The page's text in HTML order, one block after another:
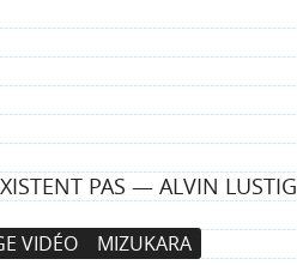
PAS — ALVIN LUSTIG
VIDÉO MIZUKARA